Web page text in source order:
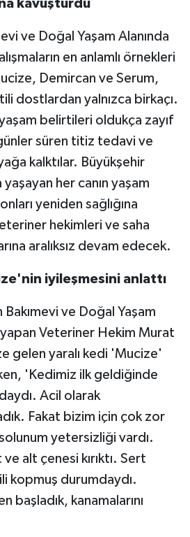
kavuşturdu
ve Doğal Yaşam Alanında
en anlamlı örnekleri
Demircan ve Serum,
dostlardan yalnızca birkaçı.
belirtileri oldukça zayıf
süren titiz tedavi ve
kalktılar. Büyükşehir
her canın yaşam
yeniden sağlığına
hekimleri ve saha
aralıksız devam edecek.
iyileşmesini anlattı
Bakımevi ve Doğal Yaşam
Veteriner Hekim Murat
gelen yaralı kedi 'Mucize'
'Kedimiz ilk geldiğinde
Acil olarak
Fakat bizim için çok zor
yetersizliği vardı.
alt çenesi kırıktı. Sert
kopmuş durumdaydı.
başladık, kanamalarını